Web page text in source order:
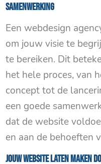
Samenwerking
Een webdesign
om jouw visie te
te bereiken. Dit
het hele proces, van
concept tot de
een goede
dat de website
en aan de behoeften
Jouw website laten maken